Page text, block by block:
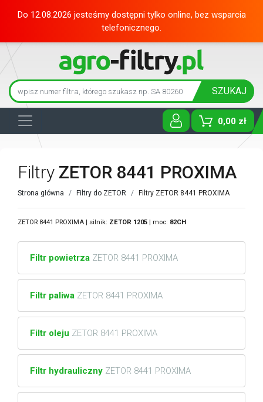
Do 12.08.2026 jesteśmy dostępni tylko online, bez wsparcia
telefonicznego.
SZUKAJ
0,00 zł
Toggle
Filtry ZETOR 8441 PROXIMA
Strona główna Filtry do ZETOR Filtry ZETOR 8441 PROXIMA
ZETOR 8441 PROXIMA | silnik: ZETOR 1205 | moc: 82CH
Filtr powietrza ZETOR 8441 PROXIMA
Filtr paliwa ZETOR 8441 PROXIMA
Filtr oleju ZETOR 8441 PROXIMA
Filtr hydrauliczny ZETOR 8441 PROXIMA